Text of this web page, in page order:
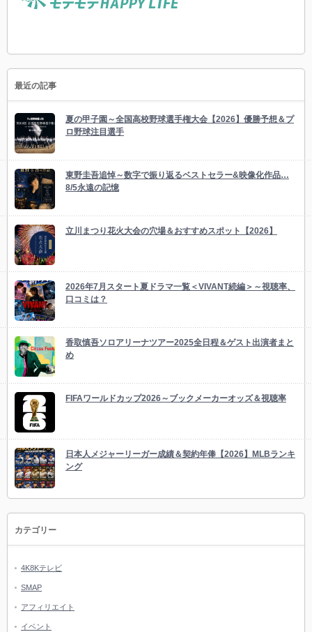
最近の記事
夏の甲子園～全国高校野球選手権大会【2026】優勝予想＆プ
ロ野球注目選手
東野圭吾追悼～数字で振り返るベストセラー&映像化作品…
8/5永遠の記憶
立川まつり花火大会の穴場＆おすすめスポット【2026】
2026年7月スタート夏ドラマ一覧＜VIVANT続編＞～視聴率、
口コミは？
香取慎吾ソロアリーナツアー2025全日程＆ゲスト出演者まと
め
FIFAワールドカップ2026～ブックメーカーオッズ＆視聴率
日本人メジャーリーガー成績＆契約年俸【2026】MLBランキ
ング
カテゴリー
4K8Kテレビ
SMAP
アフィリエイト
イベント